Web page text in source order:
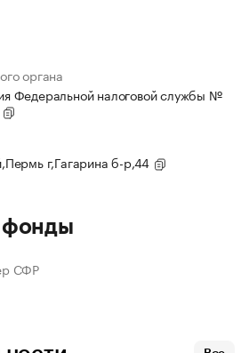
органа
Федеральной налоговой службы №
г,Гагарина б-р,44
фонды
СФР